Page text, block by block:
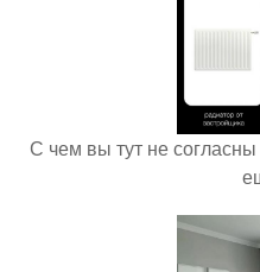
С чем вы тут не